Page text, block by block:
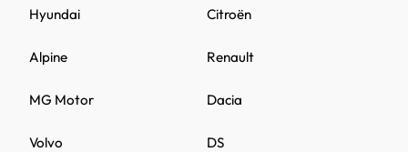
DS
MG Motor
Citroën
Volvo
Renault
Hyundai
Dacia
Alpine